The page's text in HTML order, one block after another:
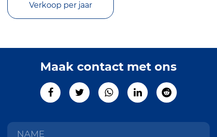
Verkoop per jaar
Maak contact met ons